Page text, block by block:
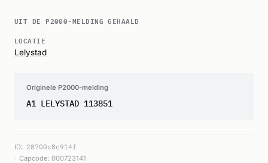
UIT DE P2000-MELDING GEHAALD
LOCATIE
Lelystad
Originele P2000-melding
A1 LELYSTAD 113851
ID: 28700c8c914f
Capcode: 000723141